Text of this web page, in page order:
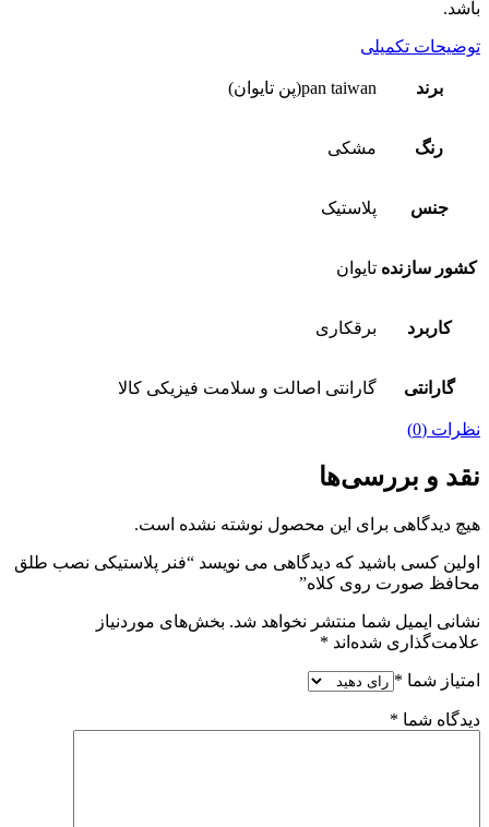
باشد.
توضیحات تکمیلی
برند pan taiwan(پن تایوان)
رنگ مشکی
جنس پلاستیک
کشور سازنده تایوان
کاربرد برقکاری
گارانتی گارانتی اصالت و سلامت فیزیکی کالا
نظرات (0)
نقد و بررسی‌ها
هیچ دیدگاهی برای این محصول نوشته نشده است.
اولین کسی باشید که دیدگاهی می نویسد “فنر پلاستیکی نصب طلق
محافظ صورت روی کلاه”
نشانی ایمیل شما منتشر نخواهد شد. بخش‌های موردنیاز
علامت‌گذاری شده‌اند *
امتیاز شما *
دیدگاه شما *